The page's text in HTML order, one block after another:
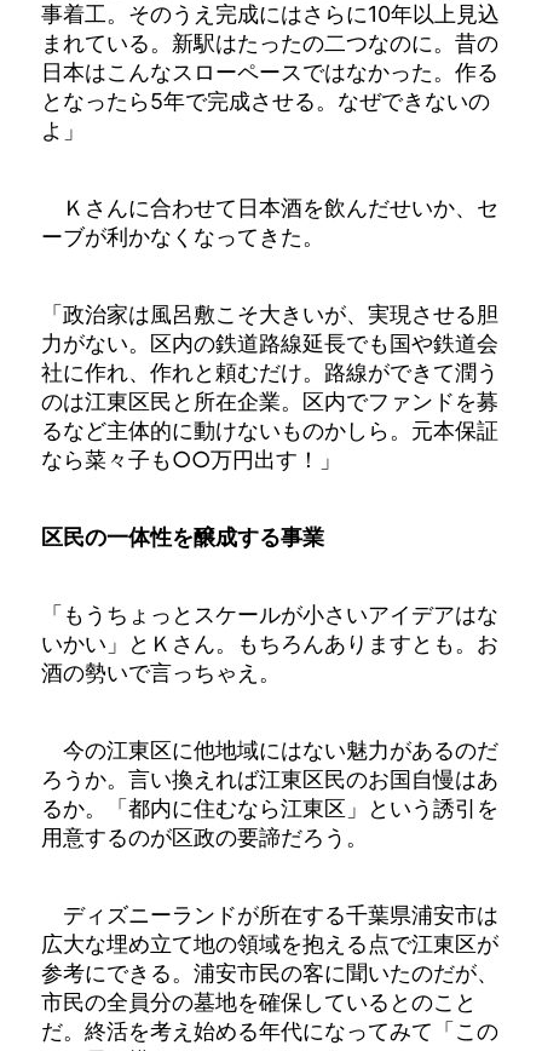
事着工。そのうえ完成にはさらに10年以上見込
まれている。新駅はたったの二つなのに。昔の
日本はこんなスローペースではなかった。作る
となったら5年で完成させる。なぜできないの
よ」
Ｋさんに合わせて日本酒を飲んだせいか、セ
ーブが利かなくなってきた。
「政治家は風呂敷こそ大きいが、実現させる胆
力がない。区内の鉄道路線延長でも国や鉄道会
社に作れ、作れと頼むだけ。路線ができて潤う
のは江東区民と所在企業。区内でファンドを募
るなど主体的に動けないものかしら。元本保証
なら菜々子も○○万円出す！」
区民の一体性を醸成する事業
「もうちょっとスケールが小さいアイデアはな
いかい」とＫさん。もちろんありますとも。お
酒の勢いで言っちゃえ。
今の江東区に他地域にはない魅力があるのだ
ろうか。言い換えれば江東区民のお国自慢はあ
るか。「都内に住むなら江東区」という誘引を
用意するのが区政の要諦だろう。
ディズニーランドが所在する千葉県浦安市は
広大な埋め立て地の領域を抱える点で江東区が
参考にできる。浦安市民の客に聞いたのだが、
市民の全員分の墓地を確保しているとのこと
だ。終活を考え始める年代になってみて「この